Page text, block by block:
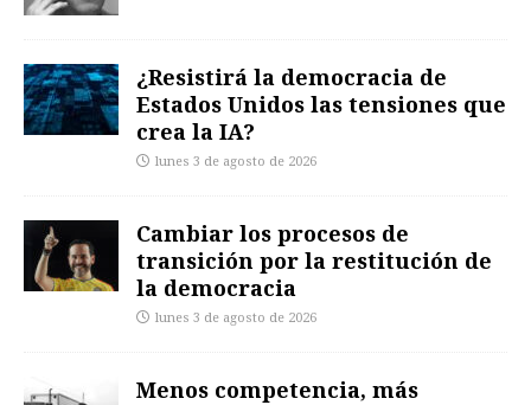
¿Resistirá la democracia de
Estados Unidos las tensiones que
crea la IA?
lunes 3 de agosto de 2026
Cambiar los procesos de
transición por la restitución de
la democracia
lunes 3 de agosto de 2026
Menos competencia, más